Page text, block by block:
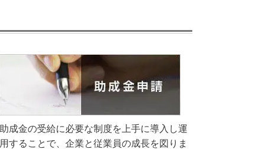
助成金の受給に必要な制度を上手に導入し運
用することで、企業と従業員の成長を図りま